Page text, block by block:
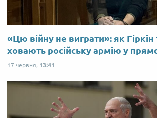
«Цю війну не виграти»: як Гіркін
ховають російську армію у
17 червня, 13:41